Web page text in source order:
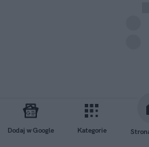
Dodaj w Google Kategorie